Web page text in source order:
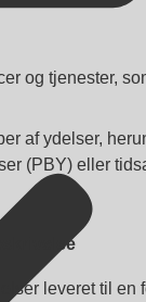
og tjenester,
af ydelser,
(PBY) eller
leveret til